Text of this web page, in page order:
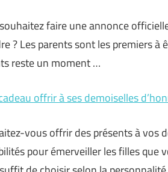
faire une annonce
? Les parents sont les premiers
reste un moment …
offrir à ses demoiselles
vous offrir des présents à vos
pour émerveiller les filles que